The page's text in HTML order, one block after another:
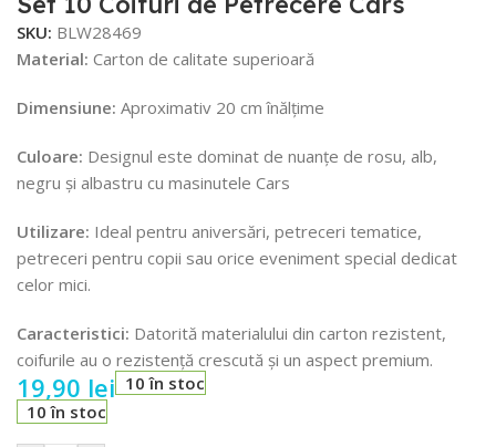
SKU: BLW28469
Material: Carton de calitate superioară
Dimensiune: Aproximativ 20 cm înălțime
Culoare: Designul este dominat de nuanțe de rosu, alb,
negru și albastru cu masinutele Cars
Utilizare: Ideal pentru aniversări, petreceri tematice,
petreceri pentru copii sau orice eveniment special dedicat
celor mici.
Caracteristici: Datorită materialului din carton rezistent,
coifurile au o rezistență crescută și un aspect premium.
19,90 lei 10 în stoc
10 în stoc